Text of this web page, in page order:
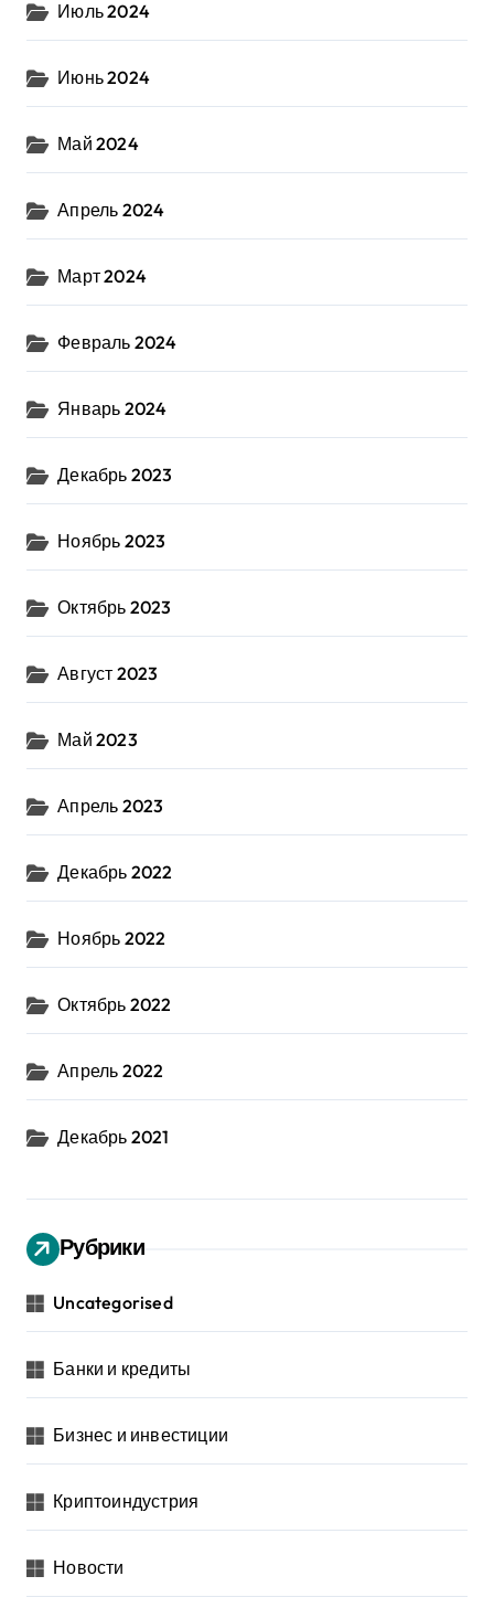
Июль 2024
Июнь 2024
Май 2024
Апрель 2024
Март 2024
Февраль 2024
Январь 2024
Декабрь 2023
Ноябрь 2023
Октябрь 2023
Август 2023
Май 2023
Апрель 2023
Декабрь 2022
Ноябрь 2022
Октябрь 2022
Апрель 2022
Декабрь 2021
Рубрики
Uncategorised
Банки и кредиты
Бизнес и инвестиции
Криптоиндустрия
Новости